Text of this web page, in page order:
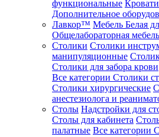
функциональные
Дополнительное
Лавкор™ Мебель Белая
Общелабораторная мебель
Столики Столики
манипуляционные
Столики для забора крови
Все категории Столики
Столики хирургические
анестезиолога и
Столы Надстройки для
Столы для кабинета
палатные Все категории